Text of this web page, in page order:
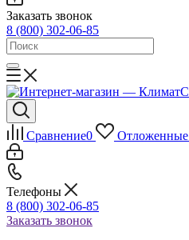
Заказать звонок
8 (800) 302-06-85
Сравнение0 Отложенные
Телефоны
8 (800) 302-06-85
Заказать звонок